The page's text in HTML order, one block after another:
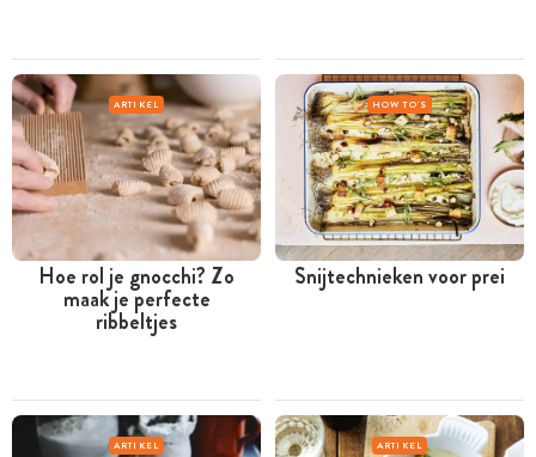
ARTIKEL
Hoe rol je gnocchi? Zo
maak je perfecte
ribbeltjes
HOW TO'S
Snijtechnieken voor prei
ARTIKEL ARTIKEL